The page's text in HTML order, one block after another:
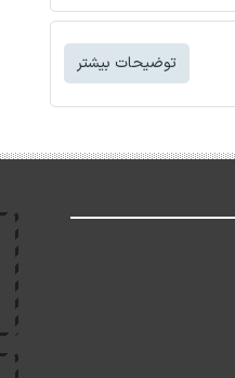
توضیحات بیشتر